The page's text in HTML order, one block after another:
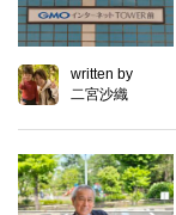
written by
二宮沙織